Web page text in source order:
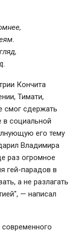
Кончита
Тимати,
смог сдержать
в социальной
его тему
Владимира
раз огромное
гей-парадов в
а не разлагать
— написал